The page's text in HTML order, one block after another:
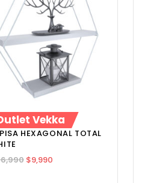
Vekka
HEXAGONAL TOTAL
$9,990